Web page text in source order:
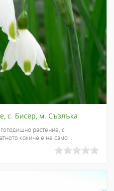
с. Бисер, м. Съзлъка
растение, с
кокиче е не само ...